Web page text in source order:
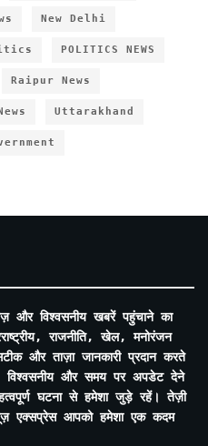
New Delhi
POLITICS NEWS
Raipur News
Uttarakhand
और विश्वसनीय खबरें पहुंचाने का
राजनीति, खेल, मनोरंजन
और ताज़ा जानकारी प्रदान करते
विश्वसनीय और समय पर अपडेट देने
घटना से हमेशा जुड़े रहें। तेज़ी
एक्सप्रेस आपको हमेशा एक कदम